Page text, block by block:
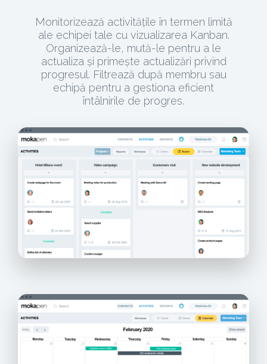
Monitorizează activitățile în termen limită
ale echipei tale cu vizualizarea Kanban.
Organizează-le, mută-le pentru a le
actualiza și primește actualizări privind
progresul. Filtrează după membru sau
echipă pentru a gestiona eficient
întâlnirile de progres.